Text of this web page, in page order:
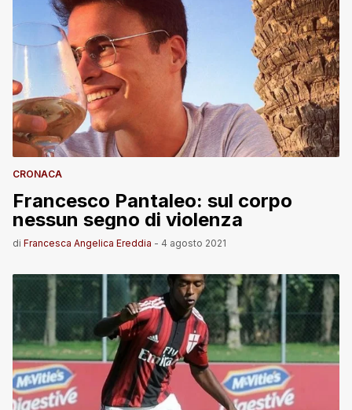
CRONACA
Francesco Pantaleo: sul corpo
nessun segno di violenza
di Francesca Angelica Ereddia - 4 agosto 2021